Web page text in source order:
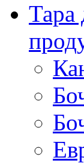
Тара